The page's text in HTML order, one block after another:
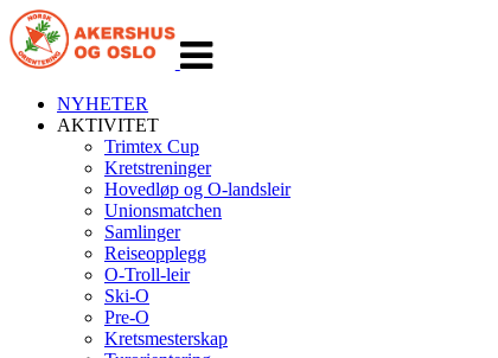
navigasjon
NYHETER
AKTIVITET
Trimtex Cup
Kretstreninger
Hovedløp og O-landsleir
Unionsmatchen
Samlinger
Reiseopplegg
O-Troll-leir
Ski-O
Pre-O
Kretsmesterskap